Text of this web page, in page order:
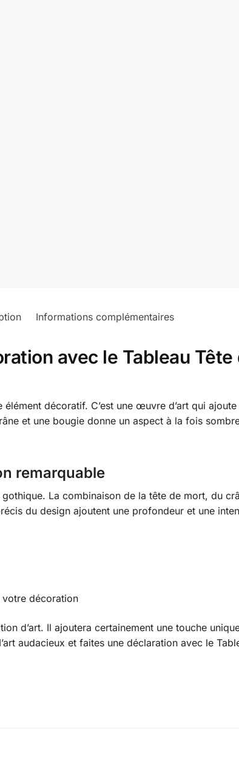
Informations complémentaires
avec le Tableau
décoratif. C’est une œuvre d’art qui
et une bougie donne un aspect à la fois
remarquable
La combinaison de la tête de mort, du
du design ajoutent une profondeur et une
votre décoration
d’art. Il ajoutera certainement une touche
audacieux et faites une déclaration avec le